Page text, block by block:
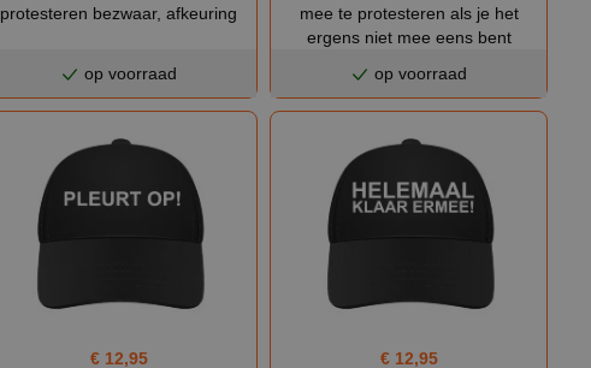
protesteren bezwaar, afkeuring
op voorraad
mee te protesteren als je het
ergens niet mee eens bent
op voorraad
€ 12,95
€ 12,95